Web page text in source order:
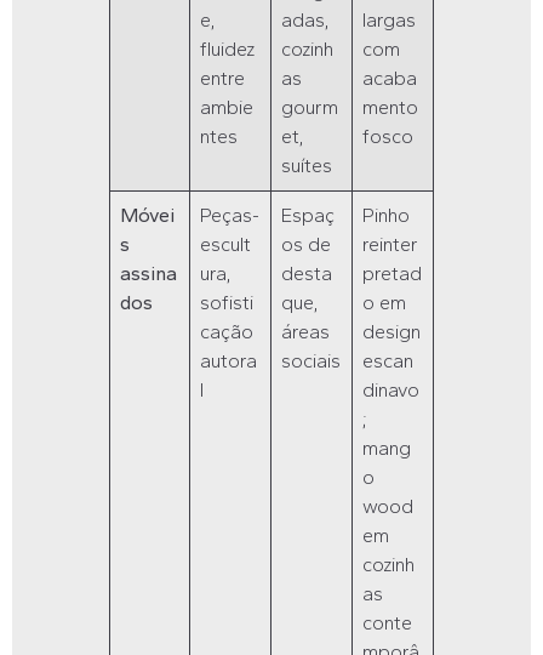
e,
fluidez
entre
ambie
ntes
adas,
cozinh
as
gourm
et,
suítes
largas
com
acaba
mento
fosco
Móvei
s
assina
dos
Peças-
escult
ura,
sofisti
cação
autora
l
Espaç
os de
desta
que,
áreas
sociais
Pinho
reinter
pretad
o em
design
escan
dinavo
;
mang
o
wood
em
cozinh
as
conte